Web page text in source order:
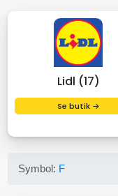
Lidl (17)
Se butik →
Symbol: F